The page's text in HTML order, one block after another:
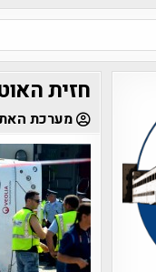
חזית
מערכת